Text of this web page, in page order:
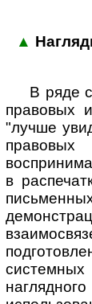
▲
В ряде
правовых
"лучше
в